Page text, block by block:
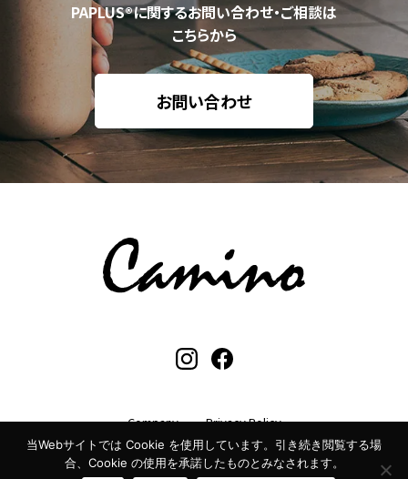
PAPLUS®に関するお問い合わせ・ご相談は
こちらから
お問い合わせ
Company Privacy Policy
© CAMINO Co., Ltd. ALL RIGHTS RESERVED.
当Webサイトでは Cookie を使用しています。引き続き閲覧する場
合、Cookie の使用を承諾したものとみなされます。